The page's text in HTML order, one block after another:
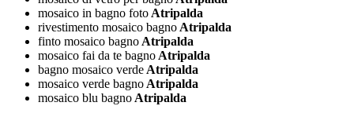
mosaico in bagno fotoAtripalda
rivestimento mosaico bagnoAtripalda
finto mosaico bagnoAtripalda
mosaico fai da te bagnoAtripalda
bagno mosaico verdeAtripalda
mosaico verde bagnoAtripalda
mosaico blu bagnoAtripalda